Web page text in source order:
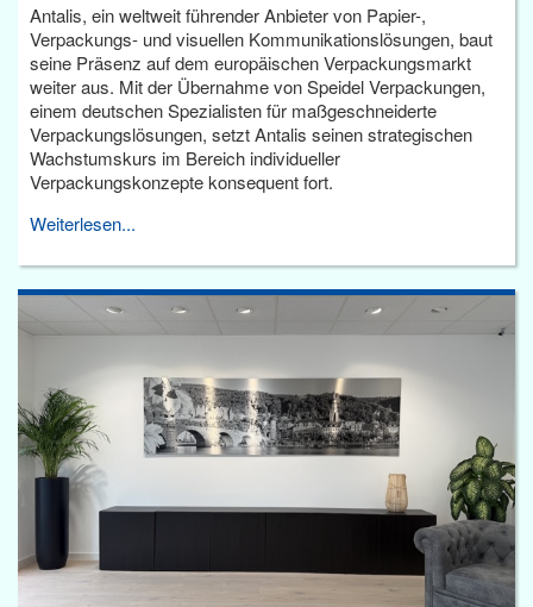
Antalis, ein weltweit führender Anbieter von Papier-,
Verpackungs- und visuellen Kommunikationslösungen, baut
seine Präsenz auf dem europäischen Verpackungsmarkt
weiter aus. Mit der Übernahme von Speidel Verpackungen,
einem deutschen Spezialisten für maßgeschneiderte
Verpackungslösungen, setzt Antalis seinen strategischen
Wachstumskurs im Bereich individueller
Verpackungskonzepte konsequent fort.
Weiterlesen...